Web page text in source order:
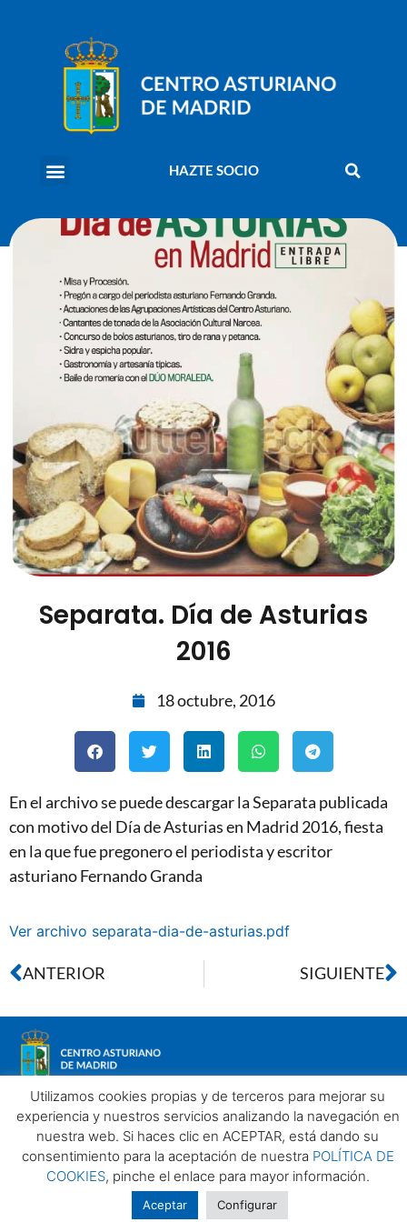
HAZTE SOCIO
Separata. Día de Asturias
2016
18 octubre, 2016
En el archivo se puede descargar la Separata publicada
con motivo del Día de Asturias en Madrid 2016, fiesta
en la que fue pregonero el periodista y escritor
asturiano Fernando Granda
Ver archivo separata-dia-de-asturias.pdf
ANTERIOR SIGUIENTE
Aviso legalPolítica de privacidadPolítica de Cookies
Centro Asturiano de Madrid. Todos los derechos reservados
2025©
Utilizamos cookies propias y de terceros para mejorar su
experiencia y nuestros servicios analizando la navegación en
nuestra web. Si haces clic en ACEPTAR, está dando su
consentimiento para la aceptación de nuestra POLÍTICA DE
COOKIES, pinche el enlace para mayor información.
Aceptar Configurar